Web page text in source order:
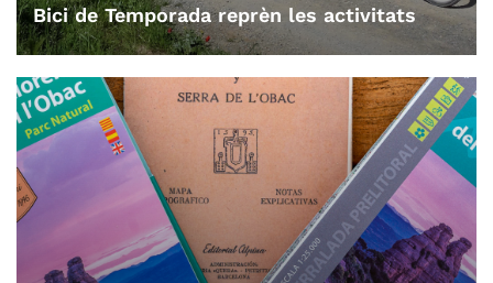
Bici de Temporada reprèn les activitats